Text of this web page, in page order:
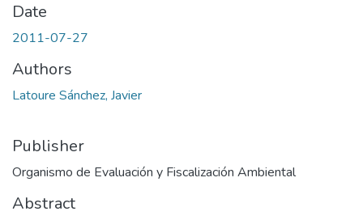
Date
2011-07-27
Authors
Latoure Sánchez, Javier
Publisher
Organismo de Evaluación y Fiscalización Ambiental
Abstract